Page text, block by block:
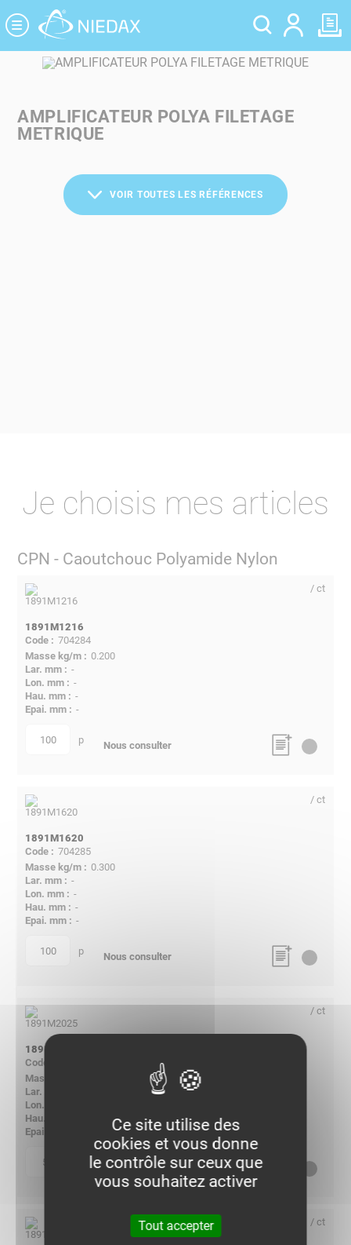
AMPLIFICATEUR POLYA FILETAGE
METRIQUE
VOIR TOUTES LES RÉFÉRENCES
Je choisis mes articles
CPN - Caoutchouc Polyamide Nylon
1891M1216
704284
0.200
-
-
-
-
quantité p
/ ct
Nous consulter
1891M1620
704285
0.300
-
-
-
-
quantité p
/ ct
Nous consulter
1891M2025
quantité
/ ct
Nous consulter
/ ct
Panneau de gestion des cookies
Ce site utilise des
cookies et vous donne
le contrôle sur ceux que
vous souhaitez activer
Tout accepter